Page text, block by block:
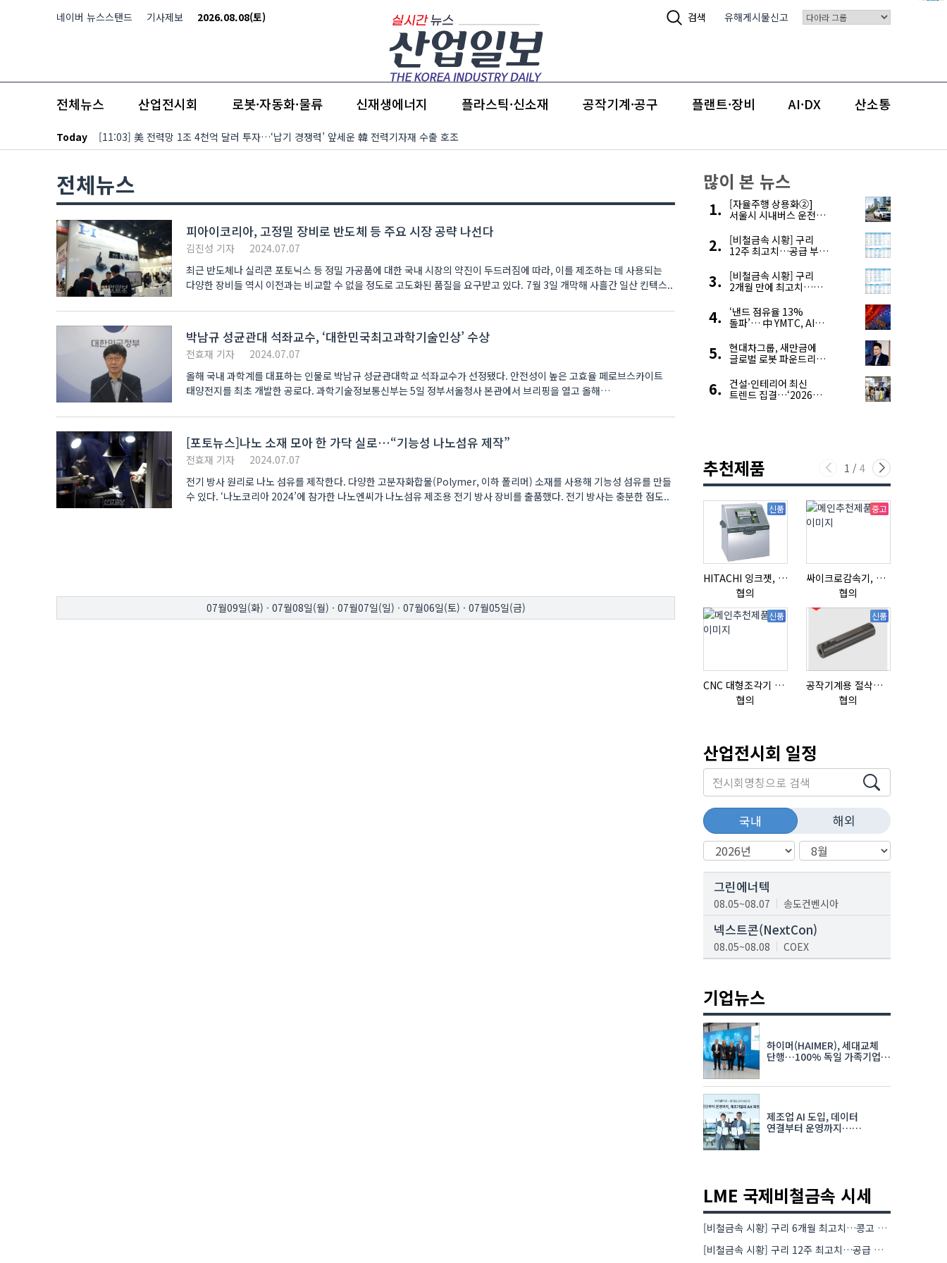
네이버 뉴스스탠드 기사제보 2026.08.08(토) 검색 유해게시물신고
전체뉴스 산업전시회 로봇·자동화·물류 신재생에너지 플라스틱·신소재 공작기계·공구 플랜트·장비 AI·DX 산소통
Today [11:03] 美 전력망 1조 4천억 달러 투자…‘납기 경쟁력’ 앞세운 韓 전력기자재 수출 호조
전체뉴스
피아이코리아, 고정밀 장비로 반도체 등 주요 시장 공략 나선다
김진성 기자
2024.07.07
최근 반도체나 실리콘 포토닉스 등 정밀 가공품에 대한 국내 시장의 약진이 두드러짐에 따라, 이를 제조하는 데 사용되는
다양한 장비들 역시 이전과는 비교할 수 없을 정도로 고도화된 품질을 요구받고 있다. 7월 3일 개막해 사흘간 일산 킨텍스..
박남규 성균관대 석좌교수, ‘대한민국최고과학기술인상’ 수상
전효재 기자
2024.07.07
올해 국내 과학계를 대표하는 인물로 박남규 성균관대학교 석좌교수가 선정됐다. 안전성이 높은 고효율 페로브스카이트
태양전지를 최초 개발한 공로다. 과학기술정보통신부는 5일 정부서울청사 본관에서 브리핑을 열고 올해
[포토뉴스]나노 소재 모아 한 가닥 실로…“기능성 나노섬유 제작”
전효재 기자
2024.07.07
전기 방사 원리로 나노 섬유를 제작한다. 다양한 고분자화합물(Polymer, 이하 폴리머) 소재를 사용해 기능성 섬유를 만들
수 있다. ‘나노코리아 2024’에 참가한 나노엔씨가 나노섬유 제조용 전기 방사 장비를 출품했다. 전기 방사는 충분한 점도..
07월09일(화) · 07월08일(월) · 07월07일(일) · 07월06일(토) · 07월05일(금)
많이 본 뉴스
[자율주행 상용화②]
서울시 시내버스 운전자
해결한다
[비철금속 시황] 구리
12주 최고치…공급 부족
[비철금속 시황] 구리
2개월 만에 최고치…
우려 확대
‘낸드 점유율 13%
돌파’… 中 YMTC, AI
4위 맹추격
현대차그룹, 새만금에
글로벌 로봇 파운드리
건설·인테리어 최신
트렌드 집결…‘2026
추천제품 1 / 4
신품
HITACHI 잉크젯, RX2-BD160S
협의
중고
싸이크로감속기, 감속기제작
협의
신품
CNC 대형조각기 K-2040B
협의
신품
공작기계용 절삭공구, 슬리브(SLEEVE)
협의
산업전시회 일정
국내 해외
그린에너텍
08.05~08.07 송도컨벤시아
넥스트콘(NextCon)
08.05~08.08 COEX
08.19~08.21
K-PRINT
08.19~08.22
자율주행모빌리티산업전
08.25~08.27
차세대 반도체 패키징 산업전
08.26~08.28 수원컨벤션센터
기업뉴스
하이머(HAIMER), 세대교체
단행…100% 독일 가족기업
제조업 AI 도입, 데이터
연결부터 운영까지…
LME 국제비철금속 시세
[비철금속 시황] 구리 6개월 최고치…콩고 수출 규제에 공급 우려 확대
[비철금속 시황] 구리 12주 최고치…공급 부족 우려에 강세